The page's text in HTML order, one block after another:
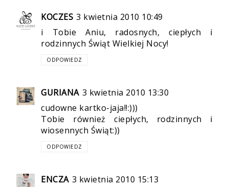
KOCZES 3 kwietnia 2010 10:49
i Tobie Aniu, radosnych, ciepłych i
rodzinnych Świąt Wielkiej Nocy!
ODPOWIEDZ
GURIANA 3 kwietnia 2010 13:30
cudowne kartko-jaja!!:)))
Tobie również ciepłych, rodzinnych i
wiosennych Świąt:))
ODPOWIEDZ
ENCZA 3 kwietnia 2010 15:13